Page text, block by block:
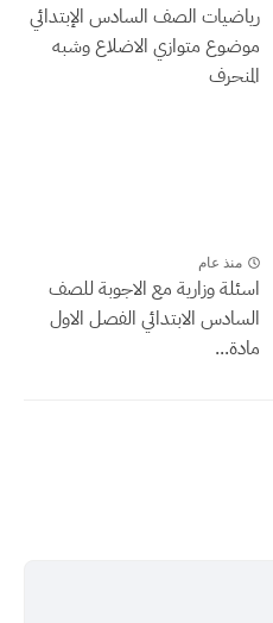
رياضيات الصف السادس الإبتدائي
موضوع متوازي الاضلاع وشبه
المنحرف
منذ عام
اسئلة وزارية مع الاجوبة للصف
السادس الابتدائي الفصل الاول
مادة...